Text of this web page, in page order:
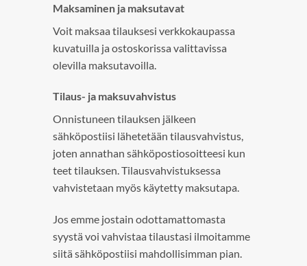
Maksaminen ja maksutavat
Voit maksaa tilauksesi verkkokaupassa
kuvatuilla ja ostoskorissa valittavissa
olevilla maksutavoilla.
Tilaus- ja maksuvahvistus
Onnistuneen tilauksen jälkeen
sähköpostiisi lähetetään tilausvahvistus,
joten annathan sähköpostiosoitteesi kun
teet tilauksen. Tilausvahvistuksessa
vahvistetaan myös käytetty maksutapa.
Jos emme jostain odottamattomasta
syystä voi vahvistaa tilaustasi ilmoitamme
siitä sähköpostiisi mahdollisimman pian.